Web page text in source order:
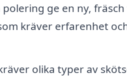
ge en ny,
kräver erfarenhet
olika typer av